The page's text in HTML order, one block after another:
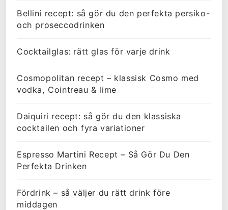
Bellini recept: så gör du den perfekta persiko-
och proseccodrinken
Cocktailglas: rätt glas för varje drink
Cosmopolitan recept – klassisk Cosmo med
vodka, Cointreau & lime
Daiquiri recept: så gör du den klassiska
cocktailen och fyra variationer
Espresso Martini Recept – Så Gör Du Den
Perfekta Drinken
Fördrink – så väljer du rätt drink före
middagen